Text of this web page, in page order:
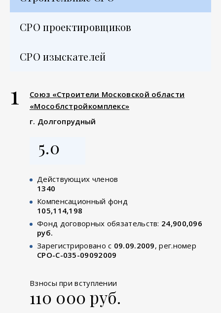
СРО проектировщиков
СРО изыскателей
1
Союз «Строители Московской области
«Мособлстройкомплекс»
г. Долгопрудный
5.0
Действующих членов
1340
Компенсационный фонд
105,114,198
Фонд договорных обязательств: 24,900,096
руб.
Зарегистрировано с 09.09.2009, рег.номер
СРО-С-035-09092009
Взносы при вступлении
110 000 руб.